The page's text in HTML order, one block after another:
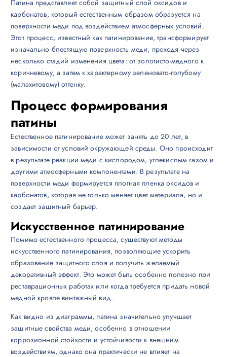
Патина представляет собой защитный слой оксидов и
карбонатов, который естественным образом образуется на
поверхности меди под воздействием атмосферных условий.
Этот процесс, известный как патинирование, трансформирует
изначально блестящую поверхность меди, проходя через
несколько стадий изменения цвета: от золотисто-медного к
коричневому, а затем к характерному зеленовато-голубому
(малахитовому) оттенку.
Процесс формирования
патины
Естественное патинирование может занять до 20 лет, в
зависимости от условий окружающей среды. Оно происходит
в результате реакции меди с кислородом, углекислым газом и
другими атмосферными компонентами. В результате на
поверхности меди формируется плотная пленка оксидов и
карбонатов, которая не только меняет цвет материала, но и
создает защитный барьер.
Искусственное патинирование
Помимо естественного процесса, существуют методы
искусственного патинирования, позволяющие ускорить
образование защитного слоя и получить желаемый
декоративный эффект. Это может быть особенно полезно при
реставрационных работах или когда требуется придать новой
медной кровле винтажный вид.
Как видно из диаграммы, патина значительно улучшает
защитные свойства меди, особенно в отношении
коррозионной стойкости и устойчивости к внешним
воздействиям, однако она практически не влияет на